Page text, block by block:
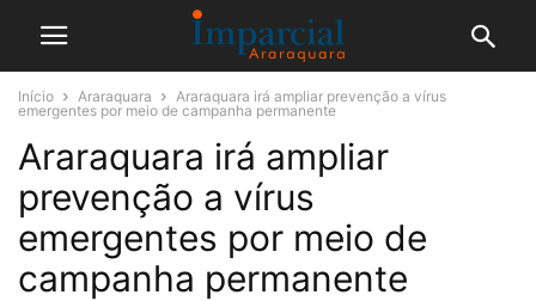
Início Araraquara
Araraquara irá ampliar prevenção a vírus
emergentes por meio de campanha permanente
Araraquara irá ampliar
prevenção a vírus
emergentes por meio de
campanha permanente